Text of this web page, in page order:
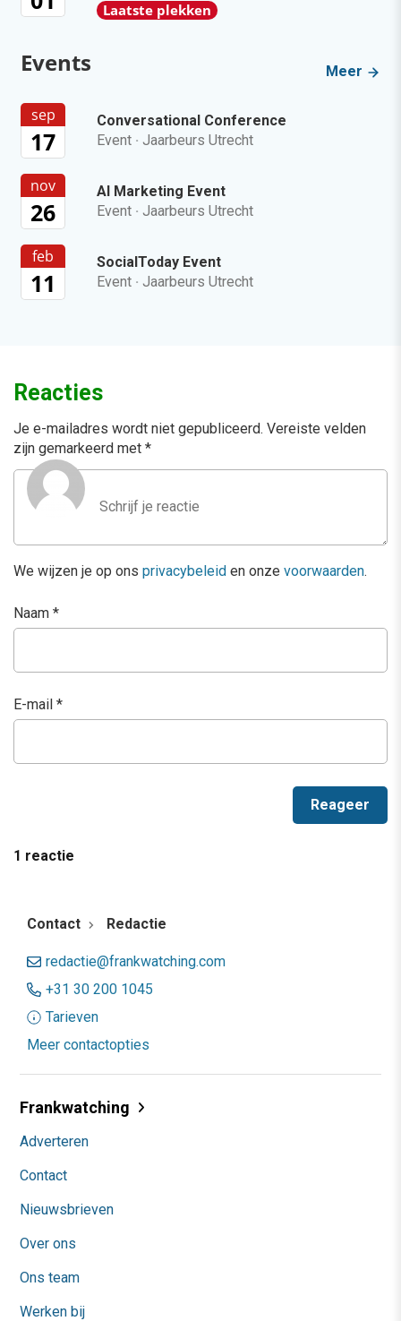
Laatste plekken
Events Meer
sep
17
Conversational Conference
Event · Jaarbeurs Utrecht
nov
26
AI Marketing Event
Event · Jaarbeurs Utrecht
feb
11
SocialToday Event
Event · Jaarbeurs Utrecht
Reacties
Je e-mailadres wordt niet gepubliceerd. Vereiste velden
zijn gemarkeerd met *
We wijzen je op ons privacybeleid en onze voorwaarden.
Naam *
E-mail *
1 reactie
Contact Redactie
redactie@frankwatching.com
+31 30 200 1045
Tarieven
Meer contactopties
Frankwatching
Adverteren
Contact
Nieuwsbrieven
Over ons
Ons team
Werken bij